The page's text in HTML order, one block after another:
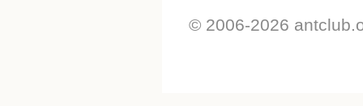
© 2006-2026